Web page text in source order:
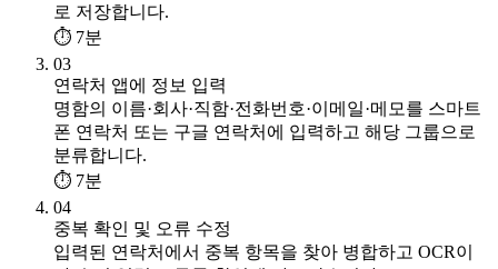
로 저장합니다.
⏱ 7분
03
연락처 앱에 정보 입력
명함의 이름·회사·직함·전화번호·이메일·메모를 스마트
폰 연락처 또는 구글 연락처에 입력하고 해당 그룹으로
분류합니다.
⏱ 7분
04
중복 확인 및 오류 수정
입력된 연락처에서 중복 항목을 찾아 병합하고 OCR이